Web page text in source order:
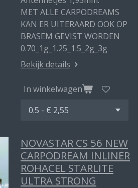
MET ALLE CARPODREAMS
KAN ER UITERAARD OOK OP
BRASEM GEVIST WORDEN
0.70_1g_1.25_1.5_2g_3g
Bekijk details
In winkelwagen
NOVASTAR CS 56 NEW
CARPODREAM INLINER
ROHACEL STARLITE
ULTRA STRONG